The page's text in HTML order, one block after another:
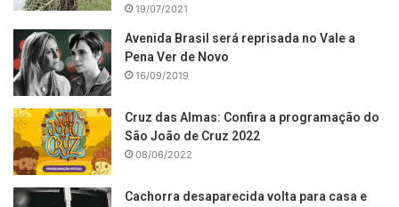
19/07/2021
Avenida Brasil será reprisada no Vale a
Pena Ver de Novo
16/09/2019
Cruz das Almas: Confira a programação do
São João de Cruz 2022
08/06/2022
Cachorra desaparecida volta para casa e